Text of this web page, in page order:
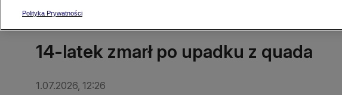
14-latek zmarł po upadku z quada
1.07.2026, 12:26
Polityka Prywatności